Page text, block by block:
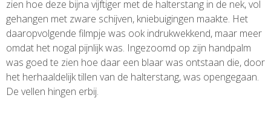
zien hoe deze bijna vijftiger met de halterstang in de nek, vol
gehangen met zware schijven, kniebuigingen maakte. Het
daaropvolgende filmpje was ook indrukwekkend, maar meer
omdat het nogal pijnlijk was. Ingezoomd op zijn handpalm
was goed te zien hoe daar een blaar was ontstaan die, door
het herhaaldelijk tillen van de halterstang, was opengegaan.
De vellen hingen erbij.